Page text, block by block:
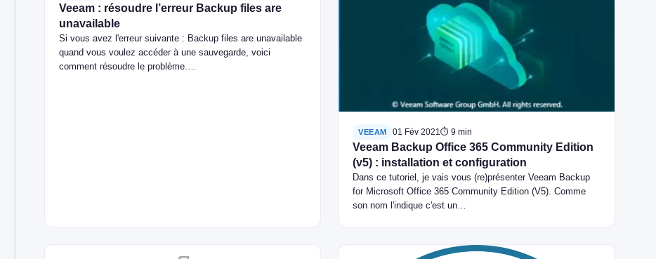
Veeam : résoudre l’erreur Backup files are
unavailable
Si vous avez l'erreur suivante : Backup files are unavailable
quand vous voulez accéder à une sauvegarde, voici
comment résoudre le problème.…
VEEAM 01 Fév 2021 ⏱ 9 min
Veeam Backup Office 365 Community Edition
(v5) : installation et configuration
Dans ce tutoriel, je vais vous (re)présenter Veeam Backup
for Microsoft Office 365 Community Edition (V5). Comme
son nom l'indique c'est un…